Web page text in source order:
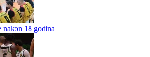
na prvo mjesto